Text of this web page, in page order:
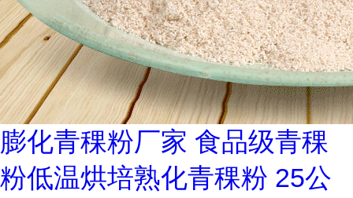
膨化青稞粉厂家 食品级青稞
粉低温烘培熟化青稞粉 25公